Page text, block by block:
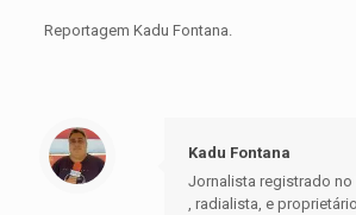
Reportagem Kadu Fontana.
Kadu Fontana
Jornalista registrado no
, radialista, e